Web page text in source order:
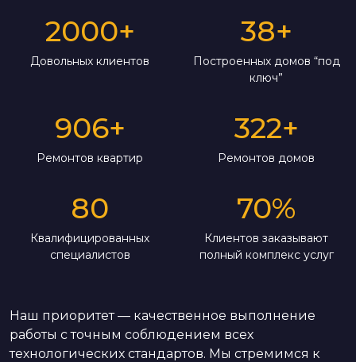
2000+
Довольных клиентов
38+
Построенных домов “под
ключ”
906+
Ремонтов квартир
322+
Ремонтов домов
80
Квалифицированных
специалистов
70%
Клиентов заказывают
полный комплекс услуг
Наш приоритет — качественное выполнение
работы с точным соблюдением всех
технологических стандартов. Мы стремимся к